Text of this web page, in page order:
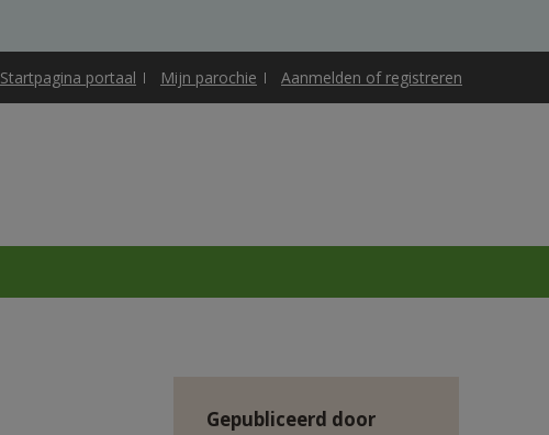
Startpagina portaal Mijn parochie Aanmelden of registreren
Gepubliceerd door